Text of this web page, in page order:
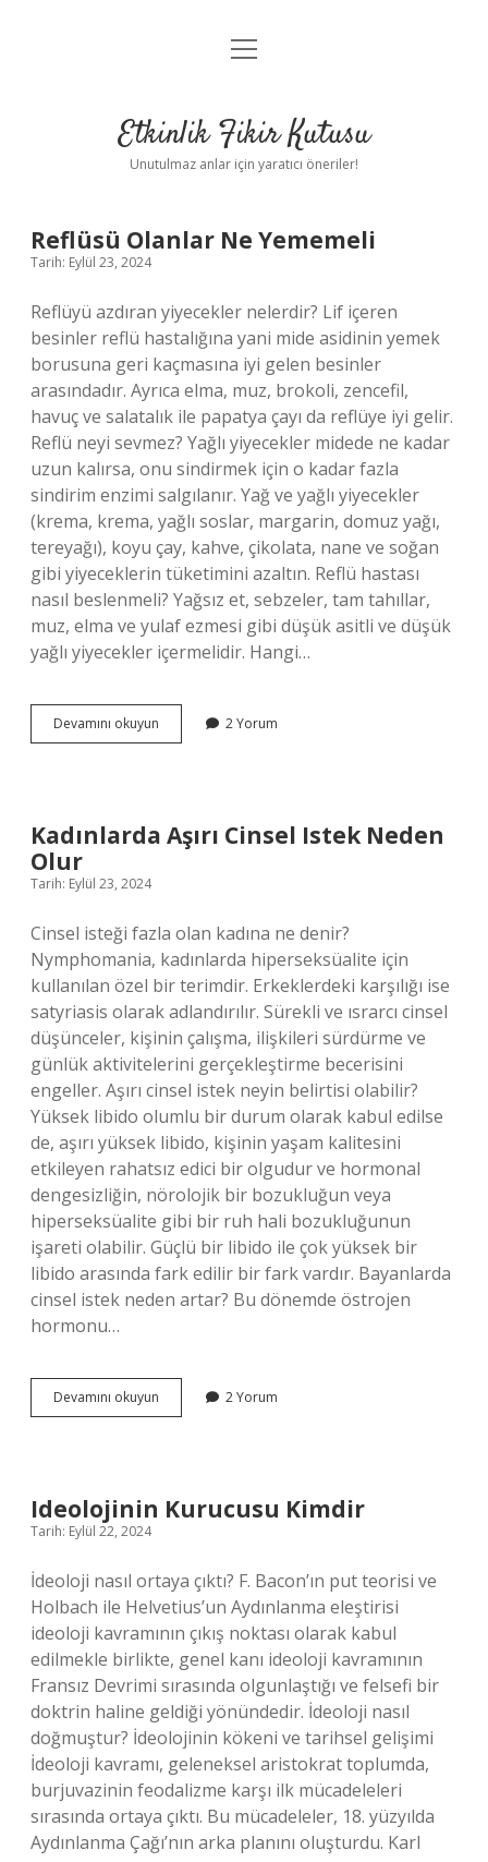
Anasayfa
Yasal Uyarı
menüyü
Etkinlik Fikir Kutusu
Unutulmaz anlar için yaratıcı öneriler!
Etkinlik
Fikir
Kutusu
Yazılar
Reflüsü Olanlar Ne Yememeli
Tarih: Eylül 23, 2024
Reflüyü azdıran yiyecekler nelerdir? Lif içeren
besinler reflü hastalığına yani mide asidinin yemek
borusuna geri kaçmasına iyi gelen besinler
arasındadır. Ayrıca elma, muz, brokoli, zencefil,
havuç ve salatalık ile papatya çayı da reflüye iyi gelir.
Reflü neyi sevmez? Yağlı yiyecekler midede ne kadar
uzun kalırsa, onu sindirmek için o kadar fazla
sindirim enzimi salgılanır. Yağ ve yağlı yiyecekler
(krema, krema, yağlı soslar, margarin, domuz yağı,
tereyağı), koyu çay, kahve, çikolata, nane ve soğan
gibi yiyeceklerin tüketimini azaltın. Reflü hastası
nasıl beslenmeli? Yağsız et, sebzeler, tam tahıllar,
muz, elma ve yulaf ezmesi gibi düşük asitli ve düşük
yağlı yiyecekler içermelidir. Hangi…
Devamını okuyun
Olanlar
2 Yorum
Kadınlarda Aşırı Cinsel Istek Neden
Olur
Tarih: Eylül 23, 2024
Cinsel isteği fazla olan kadına ne denir?
Nymphomania, kadınlarda hiperseksüalite için
kullanılan özel bir terimdir. Erkeklerdeki karşılığı ise
satyriasis olarak adlandırılır. Sürekli ve ısrarcı cinsel
düşünceler, kişinin çalışma, ilişkileri sürdürme ve
günlük aktivitelerini gerçekleştirme becerisini
engeller. Aşırı cinsel istek neyin belirtisi olabilir?
Yüksek libido olumlu bir durum olarak kabul edilse
de, aşırı yüksek libido, kişinin yaşam kalitesini
etkileyen rahatsız edici bir olgudur ve hormonal
dengesizliğin, nörolojik bir bozukluğun veya
hiperseksüalite gibi bir ruh hali bozukluğunun
işareti olabilir. Güçlü bir libido ile çok yüksek bir
libido arasında fark edilir bir fark vardır. Bayanlarda
cinsel istek neden artar? Bu dönemde östrojen
hormonu…
Devamını okuyun Kadınlarda
Aşırı
2 Yorum
Ideolojinin Kurucusu Kimdir
Tarih: Eylül 22, 2024
İdeoloji nasıl ortaya çıktı? F. Bacon’ın put teorisi ve
Holbach ile Helvetius’un Aydınlanma eleştirisi
ideoloji kavramının çıkış noktası olarak kabul
edilmekle birlikte, genel kanı ideoloji kavramının
Fransız Devrimi sırasında olgunlaştığı ve felsefi bir
doktrin haline geldiği yönündedir. İdeoloji nasıl
doğmuştur? İdeolojinin kökeni ve tarihsel gelişimi
İdeoloji kavramı, geleneksel aristokrat toplumda,
burjuvazinin feodalizme karşı ilk mücadeleleri
sırasında ortaya çıktı. Bu mücadeleler, 18. yüzyılda
Aydınlanma Çağı’nın arka planını oluşturdu. Karl